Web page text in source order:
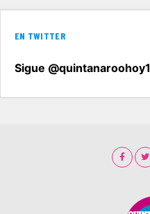
EN TWITTER
Sigue @quintanaroohoy1